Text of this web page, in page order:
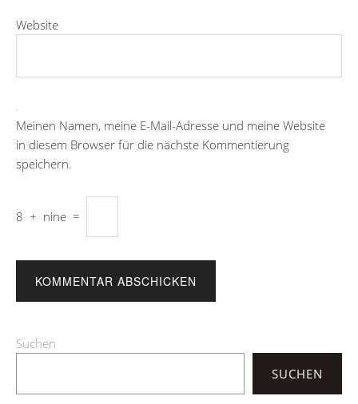
Website
Meinen Namen, meine E-Mail-Adresse und meine Website
in diesem Browser für die nächste Kommentierung
speichern.
8 + nine =
Suchen
SUCHEN